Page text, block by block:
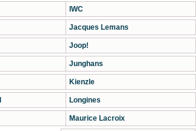
IWC
Jacques Lemans
Joop!
Junghans
Kienzle
Longines
Maurice Lacroix